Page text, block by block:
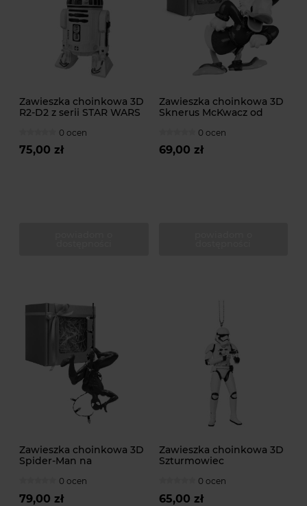
Zawieszka choinkowa 3D
R2-D2 z serii STAR WARS
0 ocen
75,00 zł
Zawieszka choinkowa 3D
Sknerus McKwacz od
0 ocen
69,00 zł
Zawieszka choinkowa 3D
Spider-Man na
0 ocen
79,00 zł
Zawieszka choinkowa 3D
Szturmowiec
STAR WARS od DISNEY
0 ocen
65,00 zł